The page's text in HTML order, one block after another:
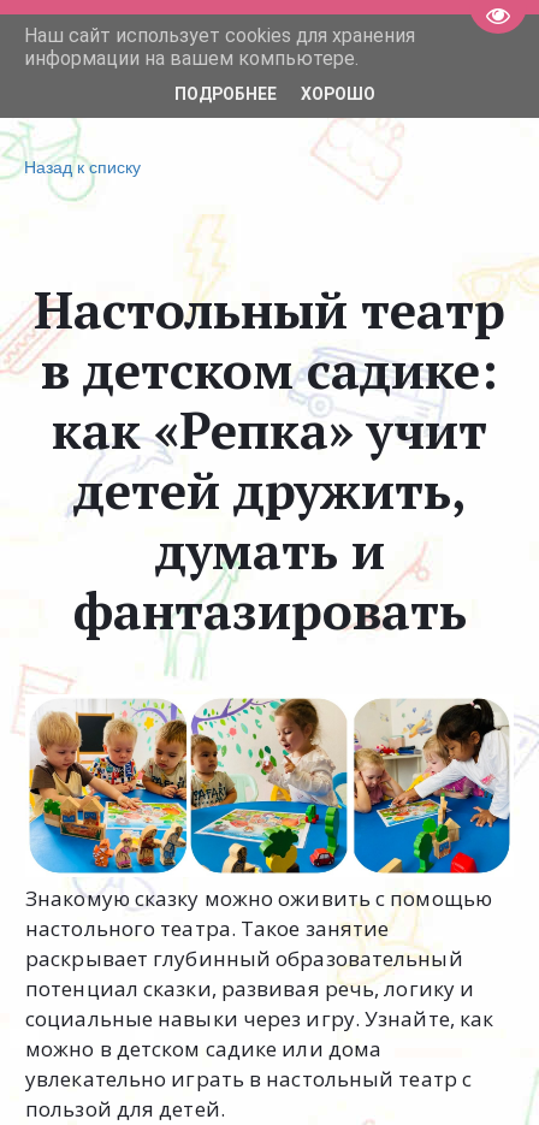
Детские сады Мими Дом
Назад к списку
Настольный театр
в детском садике:
как «Репка» учит
детей дружить,
думать и
фантазировать
Знакомую сказку можно оживить с помощью
настольного театра. Такое занятие
раскрывает глубинный образовательный
потенциал сказки, развивая речь, логику и
социальные навыки через игру. Узнайте, как
можно в детском садике или дома
увлекательно играть в настольный театр с
пользой для детей.
Наш сайт использует cookies для хранения
информации на вашем компьютере.
ПОДРОБНЕЕ ХОРОШО